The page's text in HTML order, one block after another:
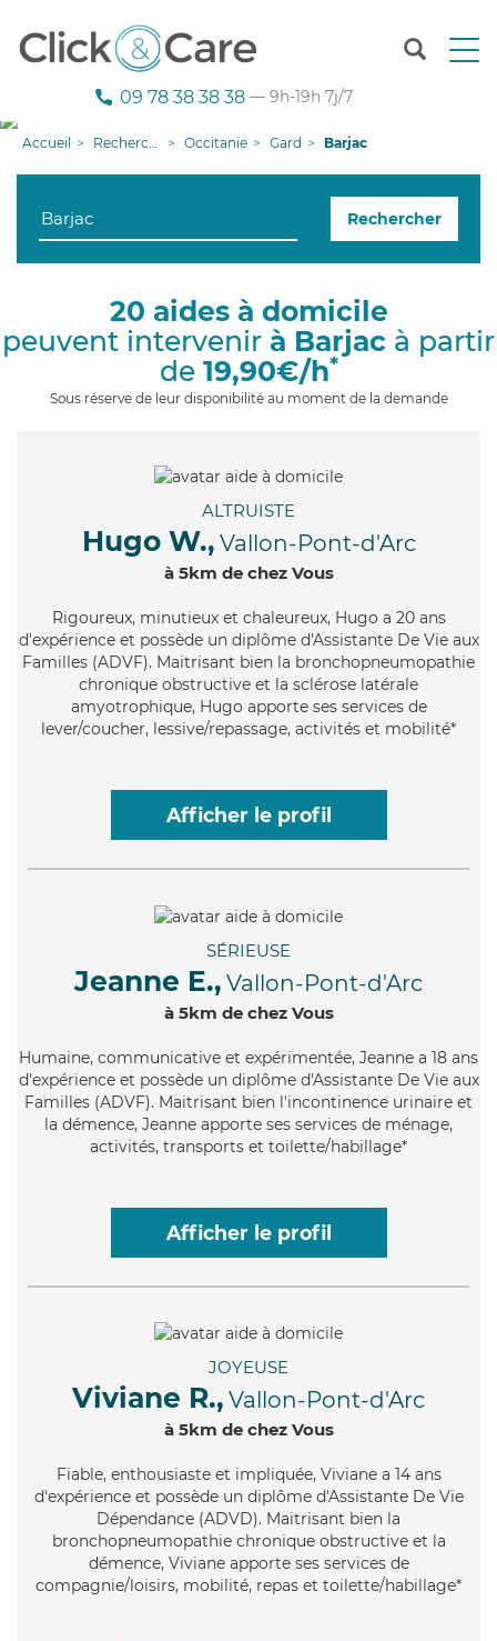
T
n
g
i
09 78 38 38 38 — 9h-19h 7j/7
Accueil Recherche aide à domicile Occitanie Gard Barjac
Rechercher
20 aides à domicile
peuvent intervenir à Barjac à partir
de 19,90€/h*
Sous réserve de leur disponibilité au moment de la demande
ALTRUISTE
Hugo W., Vallon-Pont-d'Arc
à 5km de chez Vous
Rigoureux, minutieux et chaleureux, Hugo a 20 ans
d'expérience et possède un diplôme d'Assistante De Vie aux
Familles (ADVF). Maitrisant bien la bronchopneumopathie
chronique obstructive et la sclérose latérale
amyotrophique, Hugo apporte ses services de
lever/coucher, lessive/repassage, activités et mobilité*
Afficher le profil
SÉRIEUSE
Jeanne E., Vallon-Pont-d'Arc
à 5km de chez Vous
Humaine, communicative et expérimentée, Jeanne a 18 ans
d'expérience et possède un diplôme d'Assistante De Vie aux
Familles (ADVF). Maitrisant bien l'incontinence urinaire et
la démence, Jeanne apporte ses services de ménage,
activités, transports et toilette/habillage*
Afficher le profil
JOYEUSE
Viviane R., Vallon-Pont-d'Arc
à 5km de chez Vous
Fiable, enthousiaste et impliquée, Viviane a 14 ans
d'expérience et possède un diplôme d'Assistante De Vie
Dépendance (ADVD). Maitrisant bien la
bronchopneumopathie chronique obstructive et la
démence, Viviane apporte ses services de
compagnie/loisirs, mobilité, repas et toilette/habillage*